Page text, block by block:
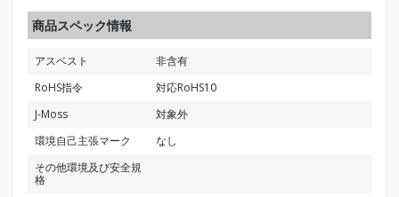
商品スペック情報
アスベスト
非含有
RoHS指令
対応RoHS10
J-Moss
対象外
環境自己主張マーク
なし
その他環境及び安全規
格